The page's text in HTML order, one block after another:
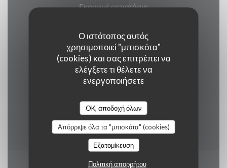
Ο ιστότοπος αυτός
χρησιμοποιεί "μπισκότα"
(cookies) και σας επιτρέπει να
ελέγξετε τι θέλετε να
ενεργοποιήσετε
OK, αποδοχή όλων
Απόρριψε όλα τα "μπισκότα" (cookies)
Εξατομίκευση
Πολιτική απορρήτου
Γκουρμέ εστιατόριο
Υπηρεσίες
Βεράντα, Wi-fi, Κλιματισμός, ,
Απενεργοποιημένη πρόσβαση
Ένωση Πληρωμή, Μετρητά, Visa, American
Express